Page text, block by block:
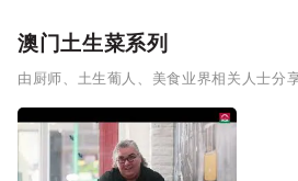
澳门土生菜系列
由厨师、土生葡人、美食业界相关人士分